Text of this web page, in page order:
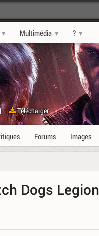
Multimédia ?
Télécharger
Forums Images
Dogs Legion